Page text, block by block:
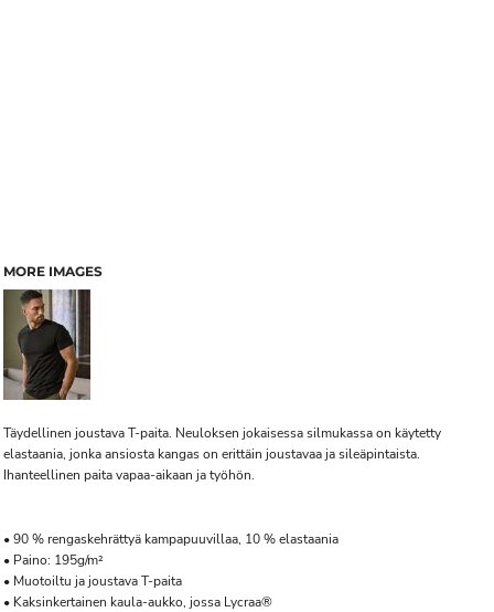
MORE IMAGES
Täydellinen joustava T-paita. Neuloksen jokaisessa silmukassa on käytetty
elastaania, jonka ansiosta kangas on erittäin joustavaa ja sileäpintaista.
Ihanteellinen paita vapaa-aikaan ja työhön.
• 90 % rengaskehrättyä kampapuuvillaa, 10 % elastaania
• Paino: 195g/m²
• Muotoiltu ja joustava T-paita
• Kaksinkertainen kaula-aukko, jossa Lycraa®